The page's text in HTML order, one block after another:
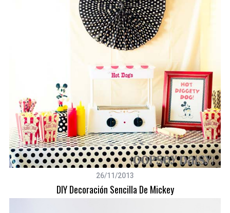
26/11/2013
DIY Decoración Sencilla De Mickey